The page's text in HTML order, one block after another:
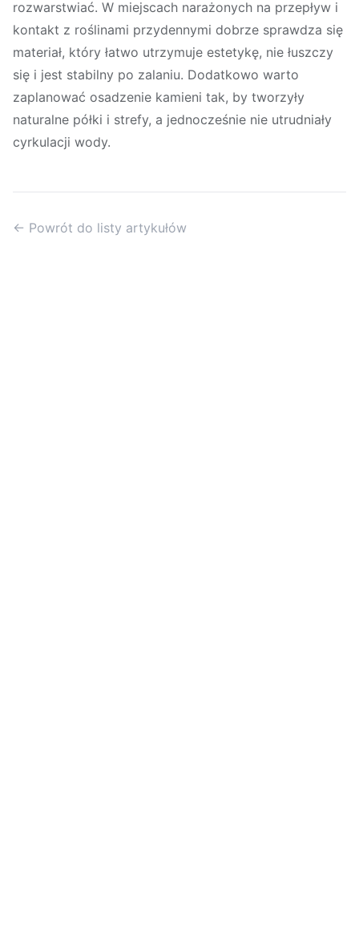
rozwarstwiać. W miejscach narażonych na przepływ i
kontakt z roślinami przydennymi dobrze sprawdza się
materiał, który łatwo utrzymuje estetykę, nie łuszczy
się i jest stabilny po zalaniu. Dodatkowo warto
zaplanować osadzenie kamieni tak, by tworzyły
naturalne półki i strefy, a jednocześnie nie utrudniały
cyrkulacji wody.
← Powrót do listy artykułów